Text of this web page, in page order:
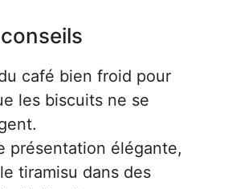
café bien froid pour
les biscuits ne se
présentation élégante,
tiramisu dans des